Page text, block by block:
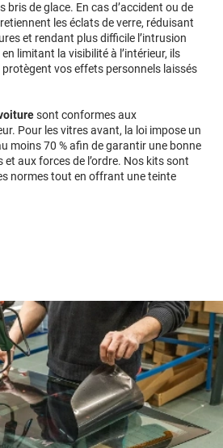
bris de glace. En cas d’accident ou de
les éclats de verre, réduisant
et rendant plus difficile l’intrusion
limitant la visibilité à l’intérieur, ils
vos effets personnels laissés
sont conformes aux
Pour les vitres avant, la loi impose un
moins 70 % afin de garantir une bonne
aux forces de l’ordre. Nos kits sont
normes tout en offrant une teinte